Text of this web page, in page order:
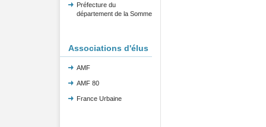
Préfecture du
département de la Somme
Associations d'élus
AMF
AMF 80
France Urbaine